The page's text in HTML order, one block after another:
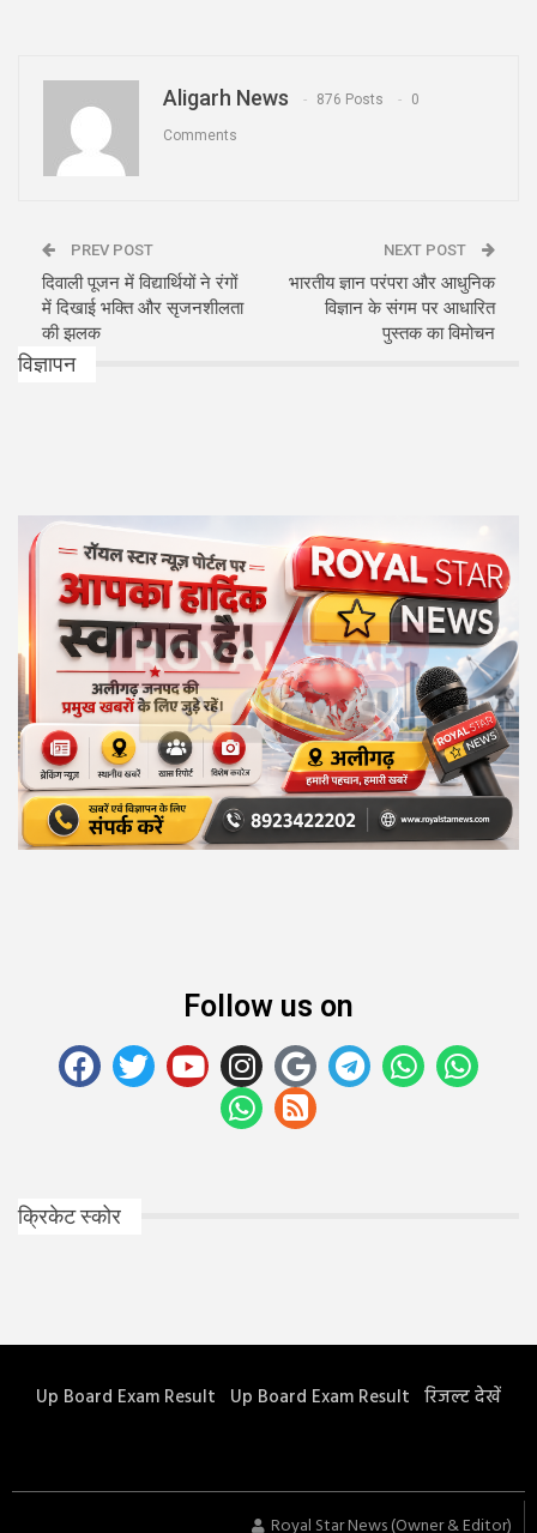
Aligarh News 876 Posts 0
Comments
PREV POST
दिवाली पूजन में विद्यार्थियों ने रंगों
में दिखाई भक्ति और सृजनशीलता
की झलक
NEXT POST
भारतीय ज्ञान परंपरा और आधुनिक
विज्ञान के संगम पर आधारित
पुस्तक का विमोचन
विज्ञापन
Follow us on
क्रिकेट स्कोर
Up Board Exam Result Up Board Exam Result रिजल्ट देखें
Royal Star News (Owner & Editor)